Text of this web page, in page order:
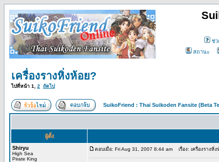
ช่ว
สถานะ
เครื่องรางหิ่งห้อย?
ไปที่หน้า 1 2 ถัดไป
SuikoFriend : Thai Suikoden Fansite (Beta
ผู้ตั้ง
Shiryu
High Sea
Pirate King
ตอบเมื่อ: Fri Aug 31, 2007 8:44 am เรื่อง: เครื่องรางหิ่